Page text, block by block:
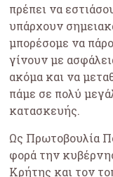
πρέπει να
υπάρχουν
μπορέσομε να
γίνουν με
ακόμα και να
πάμε σε πολύ
κατασκευής.
Ως Πρωτοβουλία
φορά την
Κρήτης και τον